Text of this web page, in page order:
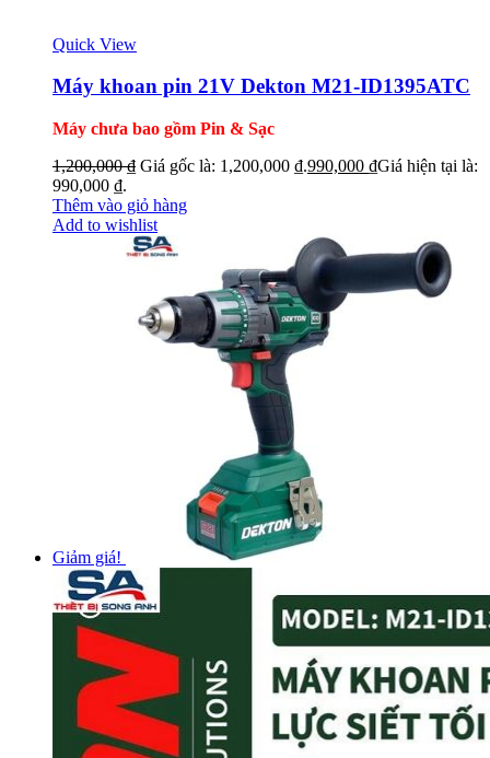
Quick View
Máy khoan pin 21V Dekton M21-ID1395ATC
Máy chưa bao gồm Pin & Sạc
1,200,000₫ Giá gốc là: 1,200,000 ₫.990,000 ₫Giá hiện tại là:
990,000 ₫.
Thêm vào giỏ hàng
Add to wishlist
Giảm giá!